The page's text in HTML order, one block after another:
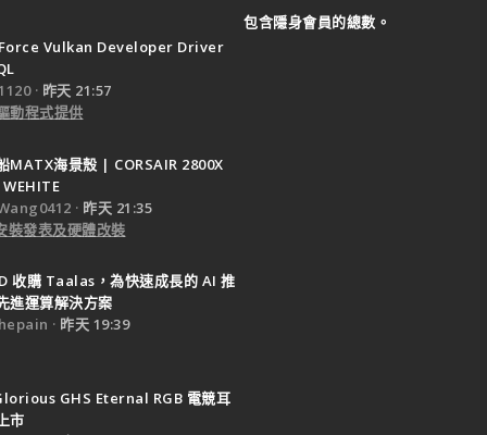
Vulkan Developer Driver
昨天 21:57
動程式提供
MATX海景殼 | CORSAIR 2800X
WEHITE
昨天 21:35
裝發表及硬體改裝
收購 Taalas，為快速成長的 AI 推
進運算解決方案
昨天 19:39
GHS Eternal RGB 電競耳
市
包含隱身會員的總數。